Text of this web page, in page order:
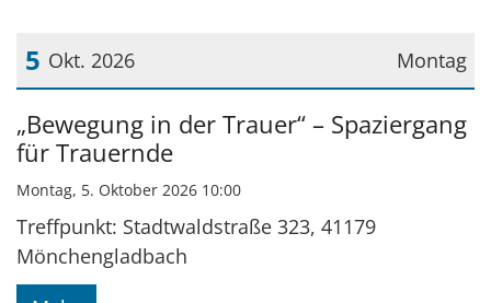
Montag
5 Okt. 2026
Datum: 5. Oktober 2026
„Bewegung in der Trauer“ – Spaziergang
für Trauernde
Montag, 5. Oktober 2026 10:00
Treffpunkt: Stadtwaldstraße 323, 41179
Mönchengladbach